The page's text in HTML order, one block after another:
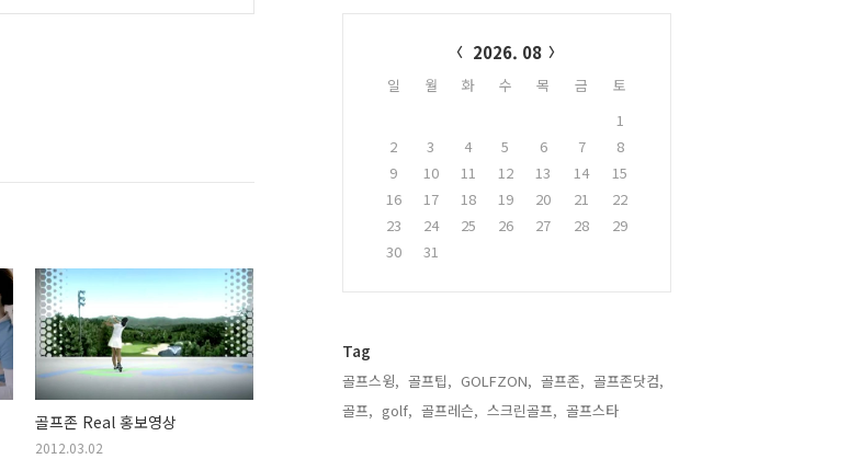
골프존 Real 홍보영상
2012.03.02
2026. 08
일 월 화 수 목 금
토
1
2
3 4 5 6 7
8
9
10 11 12 13 14
15
16
17 18 19 20 21
22
23
24 25 26 27 28
29
30
31
Tag
골프스윙, 골프팁, GOLFZON, 골프존, 골프존닷컴,
골프, golf, 골프레슨, 스크린골프, 골프스타,